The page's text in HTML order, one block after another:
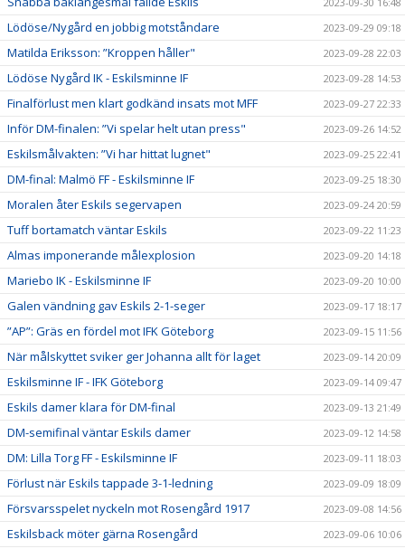
Lödöse/Nygård en jobbig motståndare 2023-09-29 09:18
Matilda Eriksson: ”Kroppen håller" 2023-09-28 22:03
Lödöse Nygård IK - Eskilsminne IF 2023-09-28 14:53
Finalförlust men klart godkänd insats mot MFF 2023-09-27 22:33
Inför DM-finalen: ”Vi spelar helt utan press" 2023-09-26 14:52
Eskilsmålvakten: ”Vi har hittat lugnet" 2023-09-25 22:41
DM-final: Malmö FF - Eskilsminne IF 2023-09-25 18:30
Moralen åter Eskils segervapen 2023-09-24 20:59
Tuff bortamatch väntar Eskils 2023-09-22 11:23
Almas imponerande målexplosion 2023-09-20 14:18
Mariebo IK - Eskilsminne IF 2023-09-20 10:00
Galen vändning gav Eskils 2-1-seger 2023-09-17 18:17
”AP”: Gräs en fördel mot IFK Göteborg 2023-09-15 11:56
När målskyttet sviker ger Johanna allt för laget 2023-09-14 20:09
Eskilsminne IF - IFK Göteborg 2023-09-14 09:47
Eskils damer klara för DM-final 2023-09-13 21:49
DM-semifinal väntar Eskils damer 2023-09-12 14:58
DM: Lilla Torg FF - Eskilsminne IF 2023-09-11 18:03
Förlust när Eskils tappade 3-1-ledning 2023-09-09 18:09
Försvarsspelet nyckeln mot Rosengård 1917 2023-09-08 14:56
Eskilsback möter gärna Rosengård 2023-09-06 10:06